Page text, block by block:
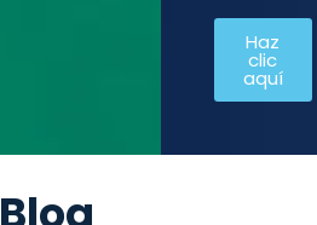
Haz
clic
aquí